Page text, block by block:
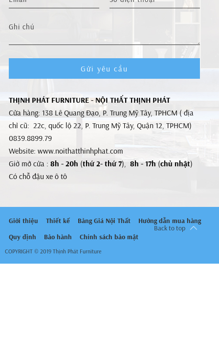
Gửi yêu cầu
THỊNH PHÁT FURNITURE - NỘI THẤT THỊNH PHÁT
Cửa hàng: 138 Lê Quang Đạo, P. Trung Mỹ Tây, TPHCM ( địa
chỉ cũ: 22c, quốc lộ 22, P. Trung Mỹ Tây, Quận 12, TPHCM)
0839.8899.79
Website: www.noithatthinhphat.com
Giờ mở cửa : 8h - 20h (thứ 2- thứ 7), 8h - 17h (chủ nhật)
Có chỗ đậu xe ô tô
Giới thiệu Thiết kế Bảng Giá Nội Thất
Hướng dẫn mua hàng
Quy định
Bảo hành Chính sách bảo mật
COPYRIGHT © 2019 Thịnh Phát Furniture
Back to top